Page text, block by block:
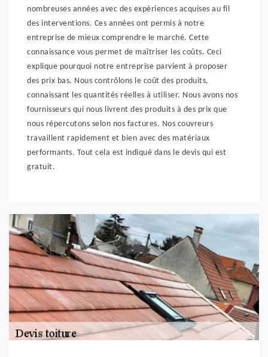
nombreuses années avec des expériences acquises au fil
des interventions. Ces années ont permis à notre
entreprise de mieux comprendre le marché. Cette
connaissance vous permet de maîtriser les coûts. Ceci
explique pourquoi notre entreprise parvient à proposer
des prix bas. Nous contrôlons le coût des produits,
connaissant les quantités réelles à utiliser. Nous avons nos
fournisseurs qui nous livrent des produits à des prix que
nous répercutons selon nos factures. Nos couvreurs
travaillent rapidement et bien avec des matériaux
performants. Tout cela est indiqué dans le devis qui est
gratuit.